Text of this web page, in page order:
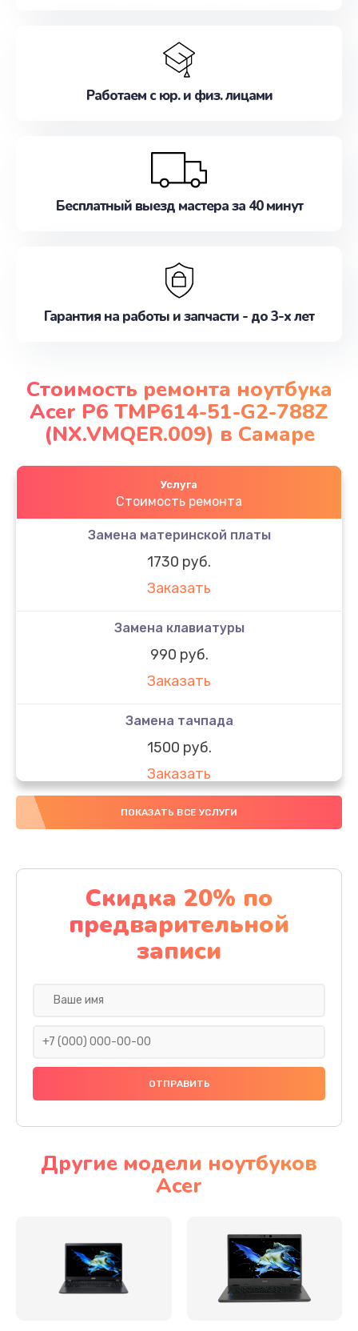
Работаем с юр. и физ. лицами
Бесплатный выезд мастера за 40 минут
Гарантия на работы и запчасти - до 3-х лет
Стоимость ремонта ноутбука
Acer P6 TMP614-51-G2-788Z
(NX.VMQER.009) в Самаре
Услуга
Стоимость ремонта
Замена материнской платы
1730 руб.
Заказать
Замена клавиатуры
990 руб.
Заказать
Замена тачпада
1500 руб.
Заказать
Замена южного моста
Заказать
Чистка от пыли
1060 руб.
Заказать
Ремонт подсветки
Настройка BIOS
Замена видеочипа
ПОКАЗАТЬ ВСЕ УСЛУГИ
Скидка 20% по
предварительной
записи
Другие модели ноутбуков
Acer